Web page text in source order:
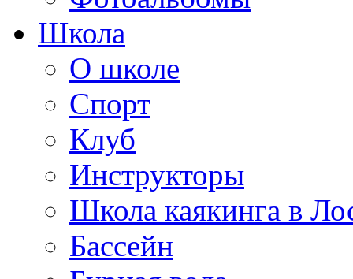
Школа
О школе
Спорт
Клуб
Инструкторы
Школа каякинга в
Бассейн